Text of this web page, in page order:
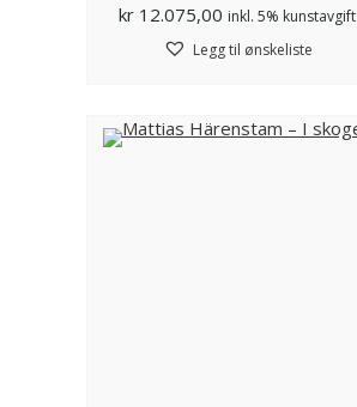
kr 12.075,00 inkl. 5% kunstavgift
Legg til ønskeliste